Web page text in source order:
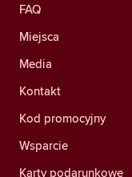
FAQ
Miejsca
Media
Kontakt
Kod promocyjny
Wsparcie
Karty podarunkowe